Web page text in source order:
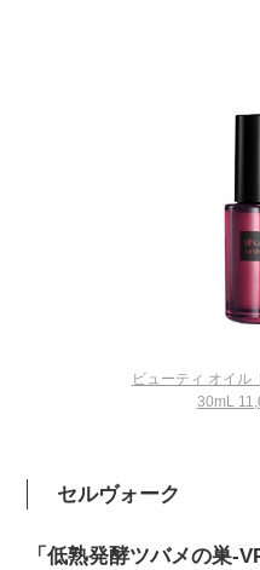
ビューティ オイル
30mL
セルヴォーク
「低熟発酵ツバメの巣-